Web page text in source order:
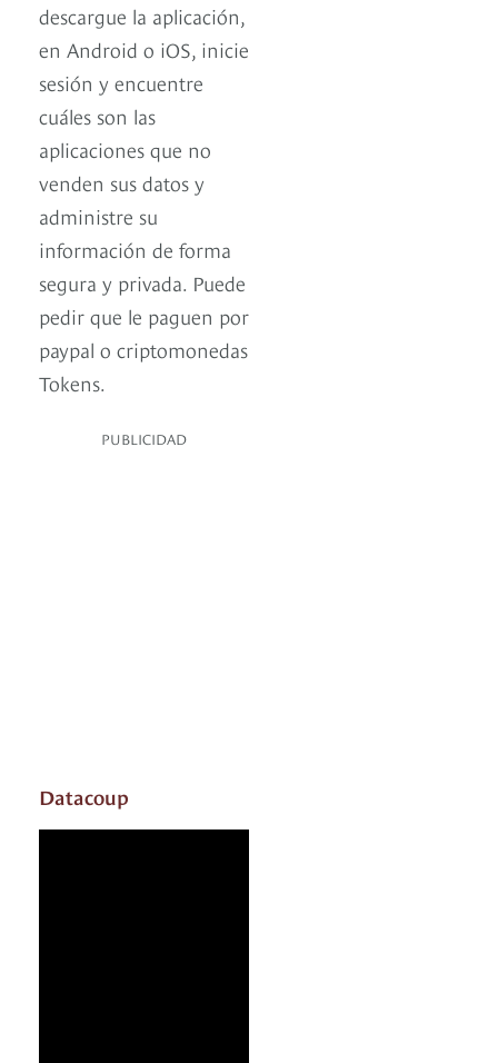
descargue la aplicación,
en Android o iOS, inicie
sesión y encuentre
cuáles son las
aplicaciones que no
venden sus datos y
administre su
información de forma
segura y privada. Puede
pedir que le paguen por
paypal o criptomonedas
Tokens.
PUBLICIDAD
Datacoup